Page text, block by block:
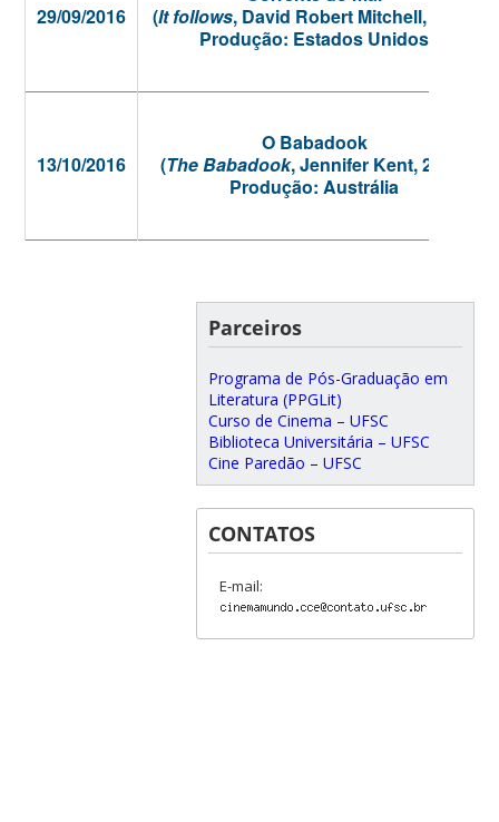
29/09/2016
(It follows, David Robert Mitchell, 2014)
Produção: Estados Unidos
13/10/2016
O Babadook
(The Babadook, Jennifer Kent, 2014)
Produção: Austrália
Parceiros
Programa de Pós-Graduação em
Literatura (PPGLit)
Curso de Cinema – UFSC
Biblioteca Universitária – UFSC
Cine Paredão – UFSC
CONTATOS
E-mail: